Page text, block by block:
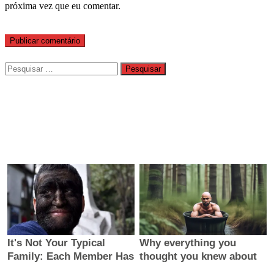
próxima vez que eu comentar.
Pesquisar
por: